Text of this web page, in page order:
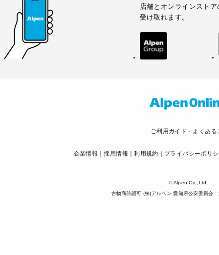
店舗とオンラインスト
受け取れます。
ご利用ガイド・よくある
企業情報 採用情報 利用規約 プライバシーポリ
© Alpen Co.,Ltd.
古物商許認可 (株)アルペン 愛知県公安委員